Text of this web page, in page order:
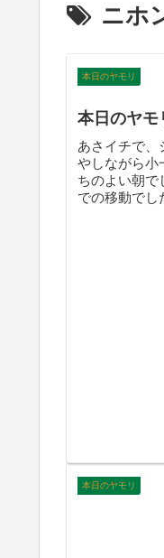
ニホ
本日のヤモリ
本日のヤモ
あさイチで、
やしながら小
ちのよい朝で
での移動でし
本日のヤモリ